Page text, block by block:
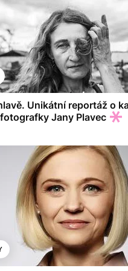
Unikátní reportáž o
Jany Plavec